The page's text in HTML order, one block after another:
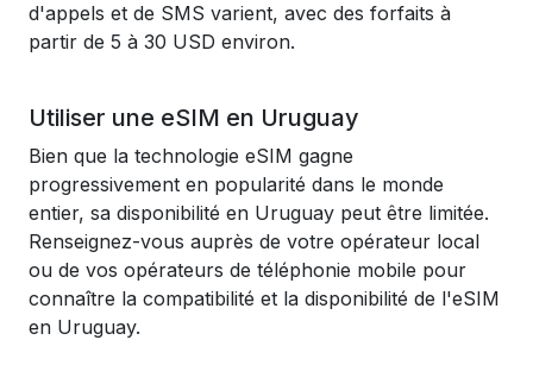
d'appels et de SMS varient, avec des forfaits à
partir de 5 à 30 USD environ.
Utiliser une eSIM en Uruguay
Bien que la technologie eSIM gagne
progressivement en popularité dans le monde
entier, sa disponibilité en Uruguay peut être limitée.
Renseignez-vous auprès de votre opérateur local
ou de vos opérateurs de téléphonie mobile pour
connaître la compatibilité et la disponibilité de l'eSIM
en Uruguay.